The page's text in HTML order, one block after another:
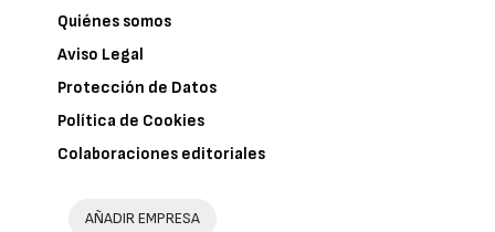
Quiénes somos
Aviso Legal
Protección de Datos
Política de Cookies
Colaboraciones editoriales
AÑADIR EMPRESA